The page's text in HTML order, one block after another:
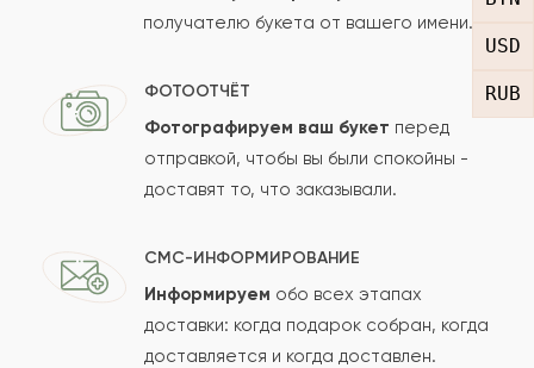
USD
RUB
Отзыв
Сколько будет
получателю букета от вашего имени.
ФОТООТЧЁТ
Фотографируем ваш букет перед
отправкой, чтобы вы были спокойны -
доставят то, что заказывали.
СМС-ИНФОРМИРОВАНИЕ
Информируем обо всех этапах
доставки: когда подарок собран, когда
доставляется и когда доставлен.